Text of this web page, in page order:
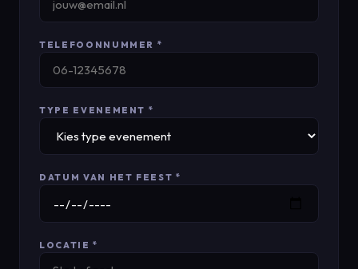
TELEFOONNUMMER *
TYPE EVENEMENT *
DATUM VAN HET FEEST *
LOCATIE *